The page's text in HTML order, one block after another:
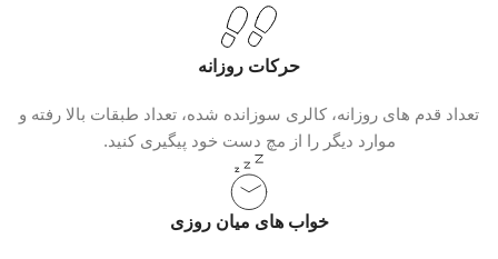
حرکات روزانه
تعداد قدم‌ های روزانه، کالری سوزانده شده، تعداد طبقات بالا رفته و
موارد دیگر را از مچ دست خود پیگیری کنید.
خواب های میان روزی